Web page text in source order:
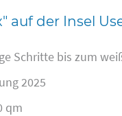
auf der Insel
Schritte bis zum
2025
qm